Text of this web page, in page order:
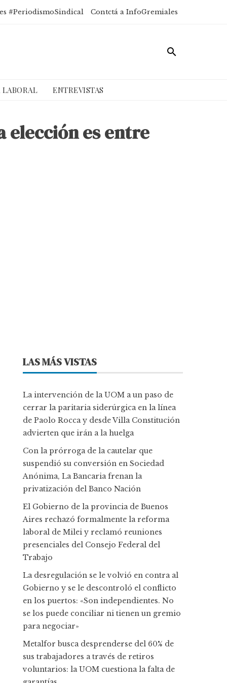
#PeriodismoSindical Contctá a InfoGremiales
LABORAL ENTREVISTAS
elección es entre
LAS MÁS VISTAS
La intervención de la UOM a un paso de
cerrar la paritaria siderúrgica en la línea
de Paolo Rocca y desde Villa Constitución
advierten que irán a la huelga
Con la prórroga de la cautelar que
suspendió su conversión en Sociedad
Anónima, La Bancaria frenan la
privatización del Banco Nación
El Gobierno de la provincia de Buenos
Aires rechazó formalmente la reforma
laboral de Milei y reclamó reuniones
presenciales del Consejo Federal del
Trabajo
La desregulación se le volvió en contra al
Gobierno y se le descontroló el conflicto
en los puertos: «Son independientes. No
se los puede conciliar ni tienen un gremio
para negociar»
Metalfor busca desprenderse del 60% de
sus trabajadores a través de retiros
voluntarios: la UOM cuestiona la falta de